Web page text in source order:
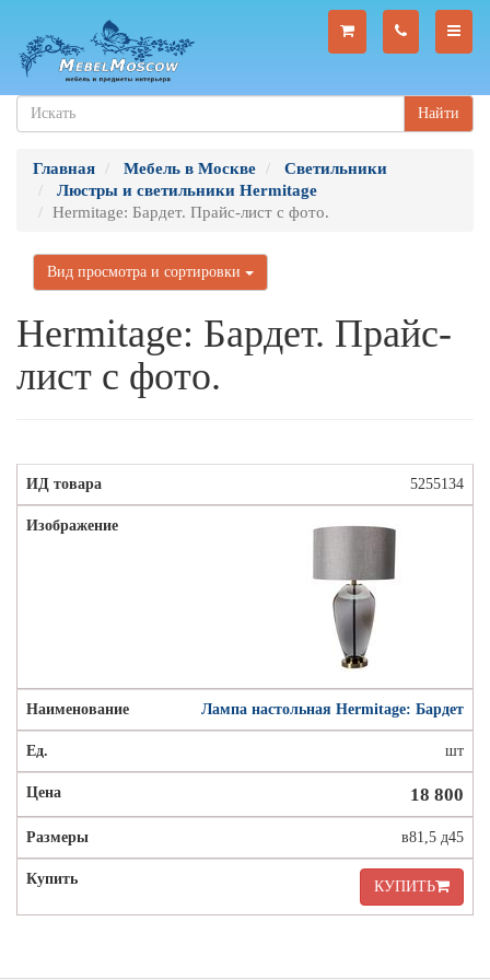
Найти
Главная Мебель в Москве
Светильники
Люстры и светильники Hermitage
Hermitage: Бардет. Прайс-лист с фото.
Вид просмотра и сортировки
Hermitage: Бардет. Прайс-
лист с фото.
5255134
Лампа настольная Hermitage: Бардет
шт
18 800
в81,5 д45
КУПИТЬ